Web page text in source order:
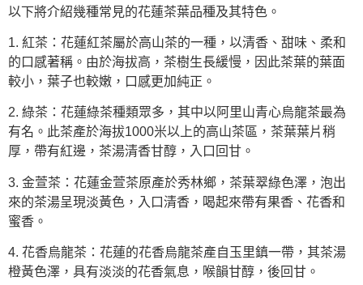
以下將介紹幾種常見的花蓮茶葉品種及其特色。
1. 紅茶：花蓮紅茶屬於高山茶的一種，以清香、甜味、柔和
的口感著稱。由於海拔高，茶樹生長緩慢，因此茶葉的葉面
較小，葉子也較嫩，口感更加純正。
2. 綠茶：花蓮綠茶種類眾多，其中以阿里山青心烏龍茶最為
有名。此茶產於海拔1000米以上的高山茶區，茶葉葉片稍
厚，帶有紅邊，茶湯清香甘醇，入口回甘。
3. 金萱茶：花蓮金萱茶原產於秀林鄉，茶葉翠綠色澤，泡出
來的茶湯呈現淡黃色，入口清香，喝起來帶有果香、花香和
蜜香。
4. 花香烏龍茶：花蓮的花香烏龍茶產自玉里鎮一帶，其茶湯
橙黃色澤，具有淡淡的花香氣息，喉韻甘醇，後回甘。